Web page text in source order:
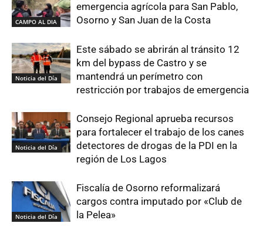
CAMPO AL DIA
emergencia agrícola para San Pablo,
Osorno y San Juan de la Costa
Noticia del Día
Este sábado se abrirán al tránsito 12
km del bypass de Castro y se
mantendrá un perímetro con
restricción por trabajos de emergencia
Noticia del Día
Consejo Regional aprueba recursos
para fortalecer el trabajo de los canes
detectores de drogas de la PDI en la
región de Los Lagos
Noticia del Día
Fiscalía de Osorno reformalizará
cargos contra imputado por «Club de
la Pelea»